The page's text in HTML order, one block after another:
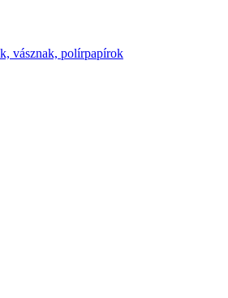
vásznak, polírpapírok